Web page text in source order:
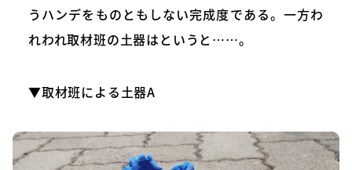
うハンデをものともしない完成度である。一方わ
れわれ取材班の土器はというと……。
▼取材班による土器A